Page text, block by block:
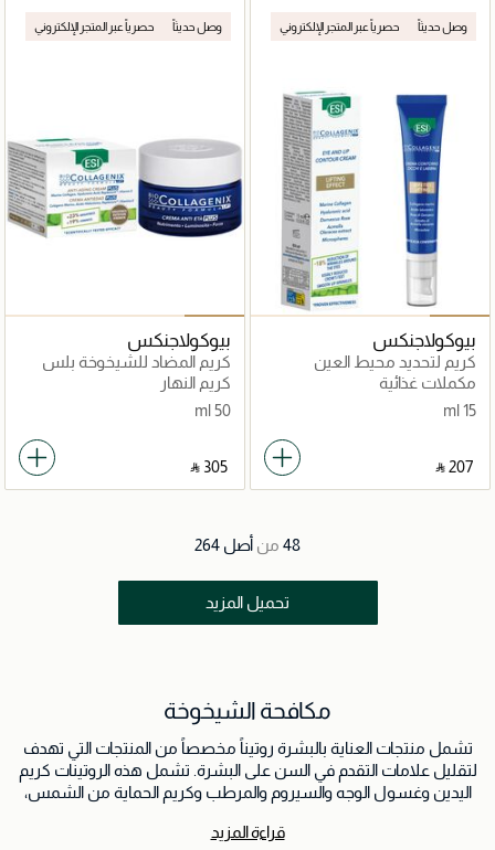
وصل حديثاً حصرياً عبر المتجر الإلكتروني
بيوكولاجنكس
كريم لتحديد محيط العين
والشفاه
مكملات غذائية
15 ml
‎ ⃁ ⁦207⁩ ‎
وصل حديثاً حصرياً عبر المتجر الإلكتروني
بيوكولاجنكس
كريم المضاد للشيخوخة بلس
كريم النهار
50 ml
‎ ⃁ ⁦305⁩ ‎
48 من أصل
تحميل المزيد
مكافحة الشيخوخة
تشمل منتجات العناية بالبشرة روتيناً مخصصاً من المنتجات التي تهدف
لتقليل علامات التقدم في السن على البشرة. تشمل هذه الروتينات كريم
اليدين وغسول الوجه والسيروم والمرطب وكريم الحماية من الشمس،
الرفيعة والمشاكل المتعلقة بالتقدم في السن. يمكنك استخدام هذه
قراءة المزيد